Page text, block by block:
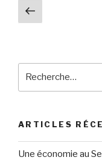
Navigation
des
ARTICLES
Une économie au